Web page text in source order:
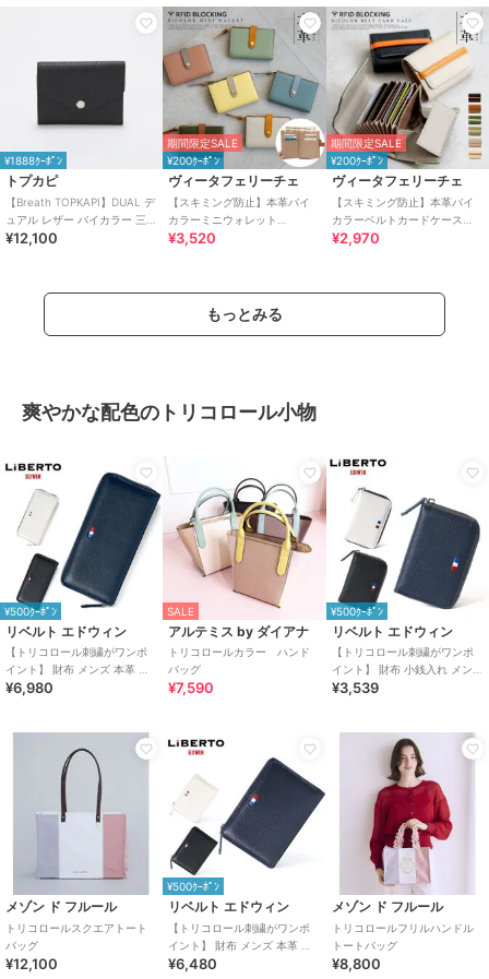
¥1888ｸｰﾎﾟﾝ
トプカピ
【Breath TOPKAPI】DUAL デ
ュアル レザー バイカラー 三つ
折 財布 薄型 / 軽量
¥12,100
期間限定SALE
¥200ｸｰﾎﾟﾝ
ヴィータフェリーチェ
【スキミング防止】本革バイ
カラーミニウォレット
【aroco/アロコ】
¥3,520
期間限定SALE
¥200ｸｰﾎﾟﾝ
ヴィータフェリーチェ
【スキミング防止】本革バイ
カラーベルトカードケース
【aroco/アロコ】
¥2,970
もっとみる
爽やかな配色のトリコロール小物
¥500ｸｰﾎﾟﾝ
リベルト エドウィン
【トリコロール刺繍がワンポ
イント】 財布 メンズ 本革 長
財布
¥6,980
SALE
アルテミス by ダイアナ
トリコロールカラー ハンド
バッグ
¥7,590
¥500ｸｰﾎﾟﾝ
リベルト エドウィン
【トリコロール刺繍がワンポ
イント】 財布 小銭入れ メンズ
牛革
¥3,539
メゾン ド フルール
トリコロールスクエアトート
バッグ
¥12,100
¥500ｸｰﾎﾟﾝ
リベルト エドウィン
【トリコロール刺繍がワンポ
イント】 財布 メンズ 本革 二
つ折り財布
¥6,480
メゾン ド フルール
トリコロールフリルハンドル
トートバッグ
¥8,800